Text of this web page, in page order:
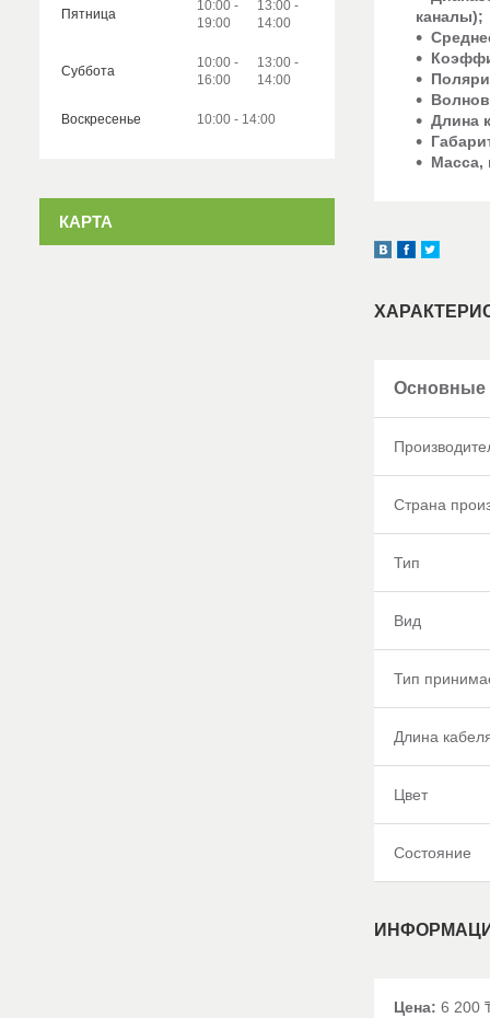
каналы);
Длина
Масса,
Основные
Страна
Тип
Вид
Тип
Длина
Цвет
Состояние
Цена: 6 200
Пятница
10:00
19:00
13:00
14:00
Суббота
10:00
16:00
13:00
14:00
Воскресенье 10:00 14:00
КАРТА